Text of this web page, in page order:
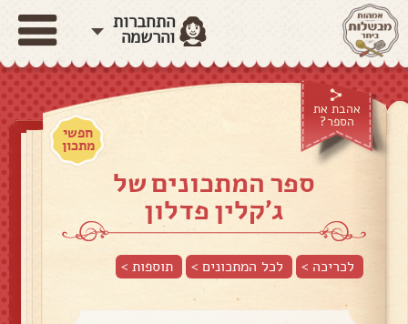
התחברות
והרשמה
אהבת את
הספר?
חפשי
מתכון
ספר המתכונים של
ג'קלין פדלון
לכריכה > לכל המתכונים > תוספות>